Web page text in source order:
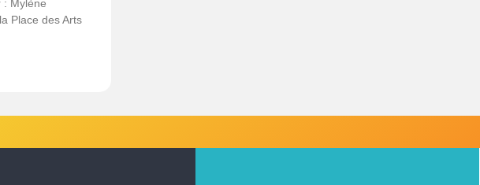
: Mylène
Place des Arts